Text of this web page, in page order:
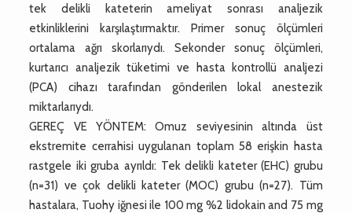
tek delikli kateterin ameliyat sonrası analjezik
etkinliklerini karşılaştırmaktır. Primer sonuç ölçümleri
ortalama ağrı skorlarıydı. Sekonder sonuç ölçümleri,
kurtarıcı analjezik tüketimi ve hasta kontrollü analjezi
(PCA) cihazı tarafından gönderilen lokal anestezik
miktarlarıydı.
GEREÇ VE YÖNTEM: Omuz seviyesinin altında üst
ekstremite cerrahisi uygulanan toplam 58 erişkin hasta
rastgele iki gruba ayrıldı: Tek delikli kateter (EHC) grubu
(n=31) ve çok delikli kateter (MOC) grubu (n=27). Tüm
hastalara, Tuohy iğnesi ile 100 mg %2 lidokain and 75 mg